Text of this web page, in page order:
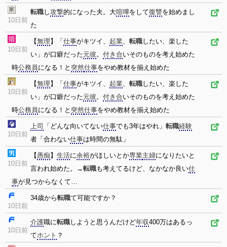
10日前
転職し攻撃的になった夫。大喧嘩をして復讐を始めまし
た
10日前
【無理 】「 仕事がキツイ、 起業、 転職したい、楽した
い」が口癖だった元彼。 付き合いそのものを考え始めた
時公務員 になる！と 突然仕事をやめ教材を揃え始めた
10日前
【無理 】「 仕事がキツイ、 起業、 転職したい、楽した
い」が口癖だった元彼。 付き合いそのものを考え始めた
時公務員 になる！と 突然仕事をやめ教材を揃え始めた
10日前
上司 「どんな向いてない仕事でも3年はやれ」 転職経験
者「合わない仕事は時間の無駄」
10日前
【愚痴 】 生活に余裕がほしいとか専業主婦になりたいと
言われ始めた。→転職も考えてるけど、なかなか良い仕
事が見つからなくて…
10日前
34歳から転職て可能ですか？
10日前
介護職に転職しようと思うんだけど年収400万はあるっ
てホント ？